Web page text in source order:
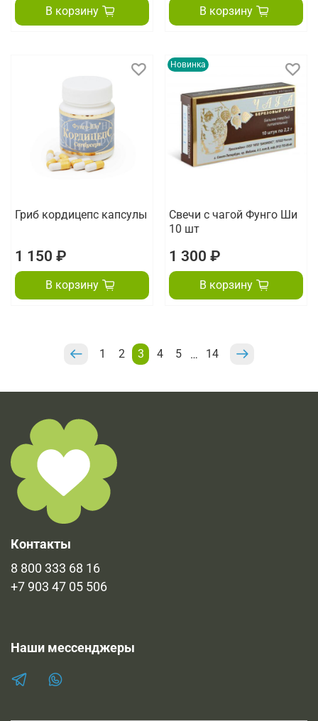
В корзину В корзину
Гриб кордицепс капсулы
1 150 ₽
В корзину
Новинка
Свечи с чагой Фунго Ши
10 шт
1 300 ₽
В корзину
1 2 3 4 5 … 14
Контакты
8 800 333 68 16
+7 903 47 05 506
Наши мессенджеры